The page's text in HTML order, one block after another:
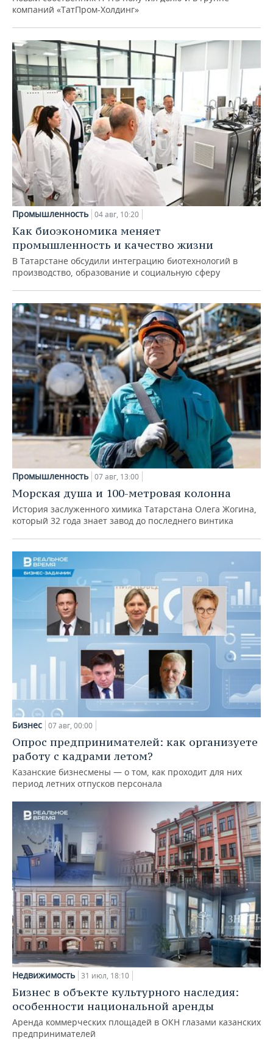
компаний «ТатПром-Холдинг»
Промышленность 04 авг, 10:20
Как биоэкономика меняет
промышленность и качество жизни
В Татарстане обсудили интеграцию биотехнологий в
производство, образование и социальную сферу
Промышленность 07 авг, 13:00
Морская душа и 100-метровая колонна
История заслуженного химика Татарстана Олега Жогина,
который 32 года знает завод до последнего винтика
Бизнес 07 авг, 00:00
Опрос предпринимателей: как организуете
работу с кадрами летом?
Казанские бизнесмены — о том, как проходит для них
период летних отпусков персонала
Недвижимость 31 июл, 18:10
Бизнес в объекте культурного наследия:
особенности национальной аренды
Аренда коммерческих площадей в ОКН глазами казанских
предпринимателей